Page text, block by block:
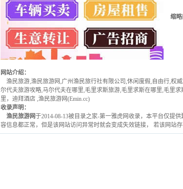
缩略
网站介绍：
渔民旅游,渔民旅游网,广州渔民旅行社有限公司,休闲度假,自由行,权
尔代夫旅游攻略,马尔代夫在哪里,毛里求斯旅游,毛里求斯在哪里,毛里
里，迪拜酒店 ,渔民旅游网(Emin.cc)
收录声明：
渔民旅游网于2014-08-13被目录之家-第一雅虎网收录，本平台仅提供
容信息都正常，但是该网站访问异常时就会变成失效链接， 若该网站